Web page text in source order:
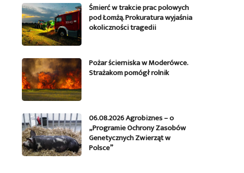
Śmierć w trakcie prac polowych
pod Łomżą. Prokuratura wyjaśnia
okoliczności tragedii
Pożar ścierniska w Moderówce.
Strażakom pomógł rolnik
06.08.2026 Agrobiznes – o
„Programie Ochrony Zasobów
Genetycznych Zwierząt w
Polsce”